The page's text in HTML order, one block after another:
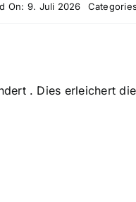
On: 9. Juli 2026
. Dies erleichert